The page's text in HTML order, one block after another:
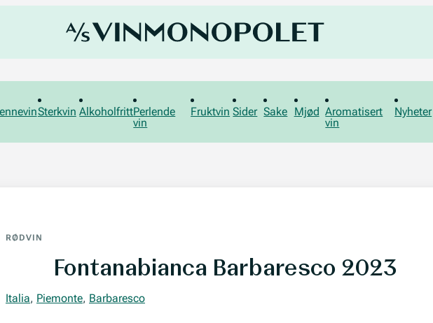
Sterkvin AlkoholfrittPerlende
vin
Fruktvin Sider Sake Mjød Aromatisert
vin
Nyheter
RØDVIN
Fontanabianca Barbaresco 2023
Italia, Piemonte, Barbaresco